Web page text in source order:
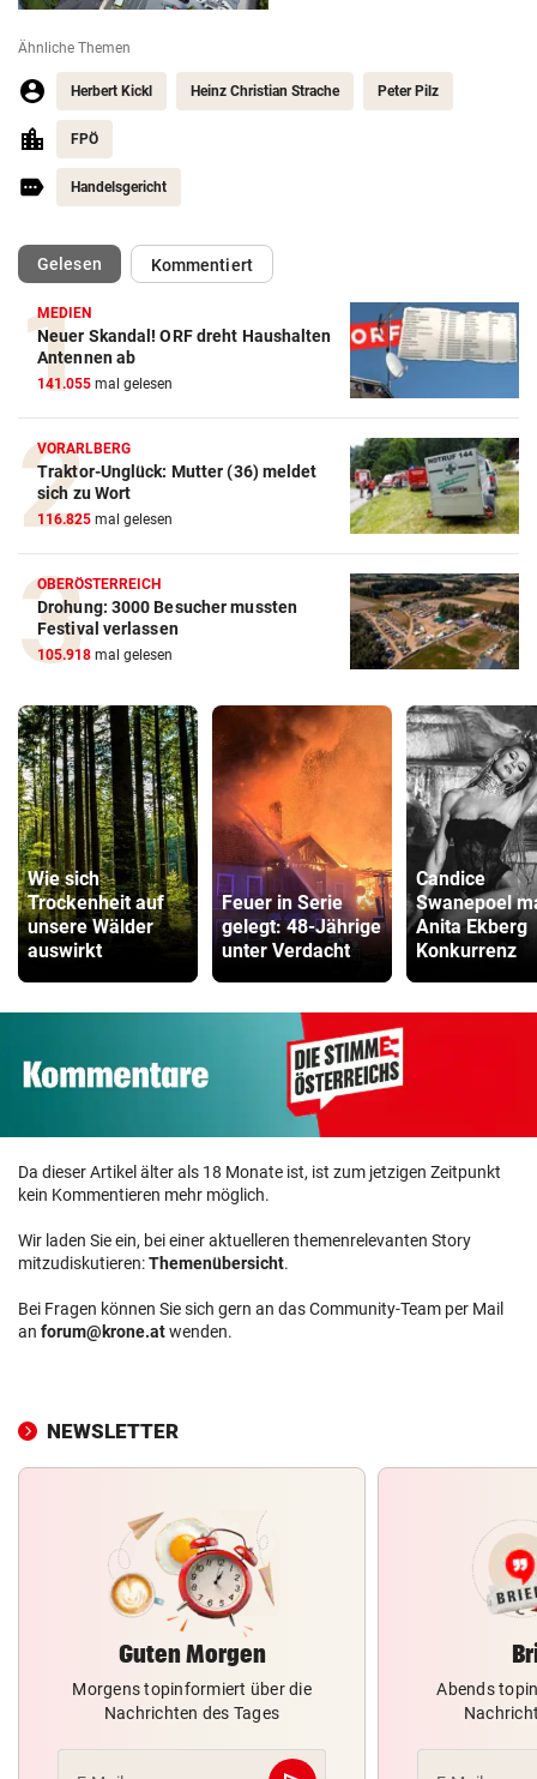
Ähnliche Themen
Herbert Kickl Heinz Christian Strache Peter Pilz
FPÖ
Handelsgericht
Gelesen(ausgewählt)Kommentiert
MEDIEN
Neuer Skandal! ORF dreht Haushalten
Antennen ab
141.055 mal gelesen
VORARLBERG
Traktor-Unglück: Mutter (36) meldet
sich zu Wort
116.825 mal gelesen
OBERÖSTERREICH
Drohung: 3000 Besucher mussten
Festival verlassen
105.918 mal gelesen
Wie sich
Trockenheit auf
unsere Wälder
auswirkt
Feuer in Serie
gelegt: 48-Jährige
unter Verdacht
Candice
Swanepoel
Anita Ekberg
Konkurrenz
Da dieser Artikel älter als 18 Monate ist, ist zum jetzigen Zeitpunkt
kein Kommentieren mehr möglich.
Wir laden Sie ein, bei einer aktuelleren themenrelevanten Story
mitzudiskutieren:Themenübersicht.
Bei Fragen können Sie sich gern an das Community-Team per Mail
an forum@krone.atwenden.
NEWSLETTER
Guten Morgen
Morgens topinformiert über die
Nachrichten des Tages
Abends